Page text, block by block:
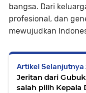
bangsa. Dari
profesional, dan
mewujudkan
Artikel Selanjutnya
Jeritan dari
salah pilih